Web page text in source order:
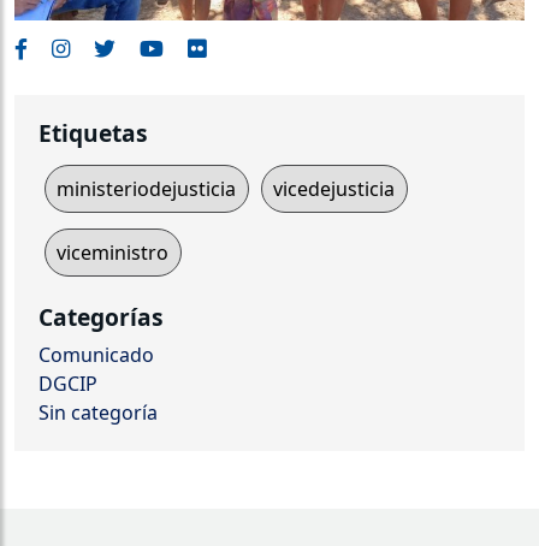
Etiquetas
ministeriodejusticia vicedejusticia
viceministro
Categorías
Comunicado
DGCIP
Sin categoría